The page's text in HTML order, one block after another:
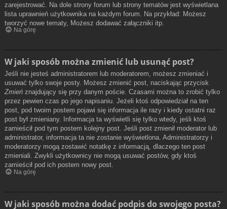
zarejestrować. Na dole strony forum lub strony tematów jest wyświetlana
lista uprawnień użytkownika na każdym forum. Na przykład: Możesz
tworzyć nowe tematy, Możesz dodawać załączniki itp.
Na górę
W jaki sposób można zmienić lub usunąć post?
Jeśli nie jesteś administratorem lub moderatorem, możesz zmieniać i
usuwać tylko swoje posty. Możesz zmienić post, naciskając przycisk
Zmień znajdujący się przy danym poście. Czasami można to zrobić tylko
przez pewien czas po jego napisaniu. Jeżeli ktoś odpowiedział na ten
post, pod twoim postem pojawi się informacja ile razy i kiedy ostatni raz
post był zmieniany. Informacja ta wyświetli się tylko wtedy, jeśli ktoś
zamieścił pod tym postem kolejny post. Jeśli post zmienił moderator lub
administrator, informacja ta nie zostanie wyświetlona. Administratorzy i
moderatorzy mogą zostawić notatkę z informacją, dlaczego ten post
zmieniali. Zwykli użytkownicy nie mogą usuwać postów, gdy ktoś
zamieścił pod ich postem nowy post.
Na górę
W jaki sposób można dodać podpis do swojego posta?